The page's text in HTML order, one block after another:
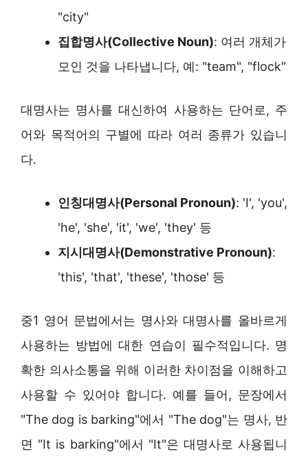
"city"
집합명사(Collective Noun): 여러 개체가
모인 것을 나타냅니다, 예: "team", "flock"
대명사는 명사를 대신하여 사용하는 단어로, 주
어와 목적어의 구별에 따라 여러 종류가 있습니
다.
인칭대명사(Personal Pronoun): 'I', 'you',
'he', 'she', 'it', 'we', 'they' 등
지시대명사(Demonstrative Pronoun):
'this', 'that', 'these', 'those' 등
중1 영어 문법에서는 명사와 대명사를 올바르게
사용하는 방법에 대한 연습이 필수적입니다. 명
확한 의사소통을 위해 이러한 차이점을 이해하고
사용할 수 있어야 합니다. 예를 들어, 문장에서
"The dog is barking"에서 "The dog"는 명사, 반
면 "It is barking"에서 "It"은 대명사로 사용됩니